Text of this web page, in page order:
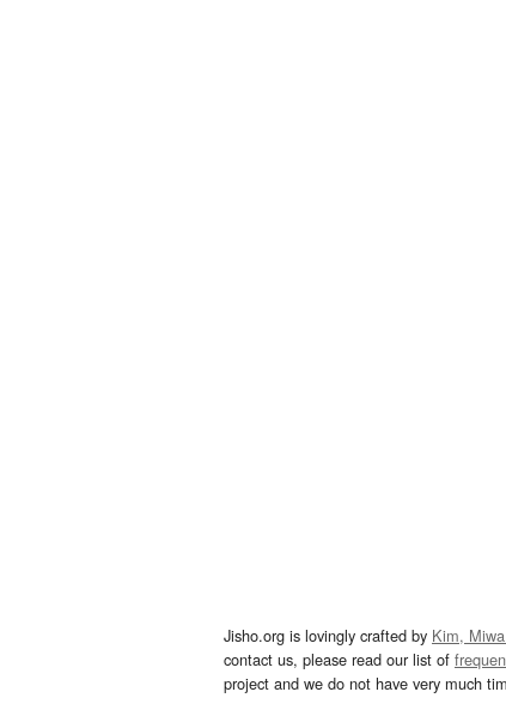
Jisho.org is lovingly crafted by Kim,
contact us, please read our list of
project and we do not have very much